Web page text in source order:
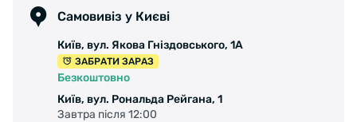
Самовивіз у Києві
Київ, вул. Якова Гніздовського, 1А
ЗАБРАТИ ЗАРАЗ
Безкоштовно
Київ, вул. Рональда Рейгана, 1
Завтра після 12:00